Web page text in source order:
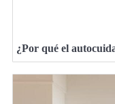
¿Por qué el